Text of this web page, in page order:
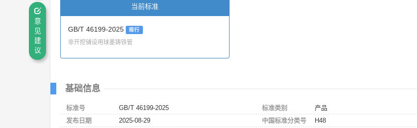
当前标准
GB/T 46199-2025 现行
非开挖铺设用球墨铸铁管
基础信息
标准号
GB/T 46199-2025
发布日期
2025-08-29
标准类别
产品
中国标准分类号
H48
意
见
建
议